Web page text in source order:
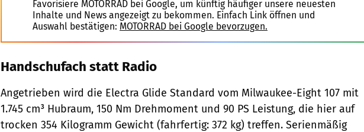
Favorisiere MOTORRAD bei Google, um künftig häufiger unsere neuesten
Inhalte und News angezeigt zu bekommen. Einfach Link öffnen und
Auswahl bestätigen: MOTORRAD bei Google bevorzugen.
Handschufach statt Radio
Angetrieben wird die Electra Glide Standard vom Milwaukee-Eight 107 mit
1.745 cm³ Hubraum, 150 Nm Drehmoment und 90 PS Leistung, die hier auf
trocken 354 Kilogramm Gewicht (fahrfertig: 372 kg) treffen. Serienmäßig